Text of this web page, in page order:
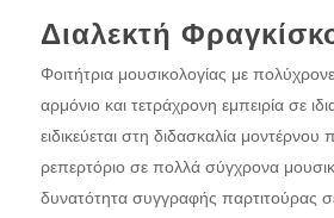
Διαλεκτή
Φοιτήτρια μουσικολογίας με
αρμόνιο και τετράχρονη εμπειρία σε
ειδικεύεται στη διδασκαλία
ρεπερτόριο σε πολλά σύγχρονα
δυνατότητα συγγραφής παρτιτούρας